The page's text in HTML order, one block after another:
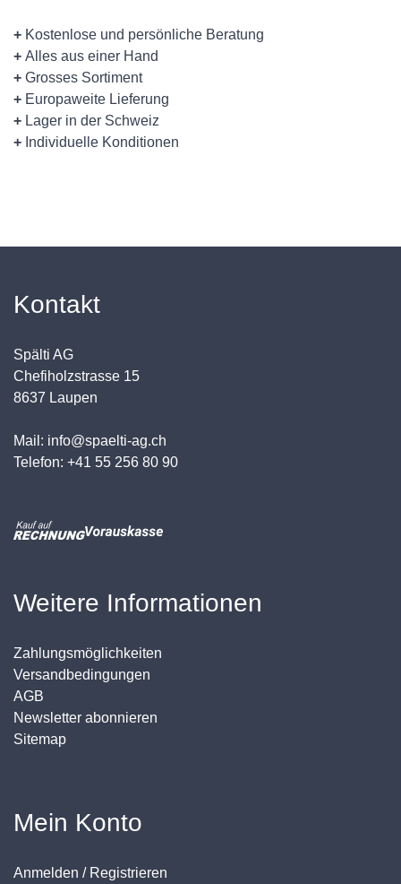
+ Kostenlose und persönliche Beratung
+ Alles aus einer Hand
+ Grosses Sortiment
+ Europaweite Lieferung
+ Lager in der Schweiz
+ Individuelle Konditionen
Kontakt
Spälti AG
Chefiholzstrasse 15
8637 Laupen
Mail: info@spaelti-ag.ch
Telefon: +41 55 256 80 90
Weitere Informationen
Zahlungsmöglichkeiten
Versandbedingungen
AGB
Newsletter abonnieren
Sitemap
Mein Konto
Anmelden / Registrieren